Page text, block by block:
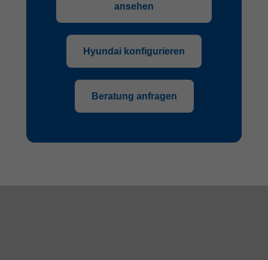
ansehen
Hyundai konfigurieren
Beratung anfragen